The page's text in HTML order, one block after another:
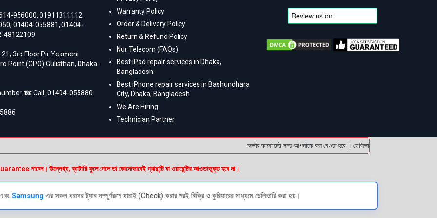
956000,01911311112,
,01404-055881,01404-
48122109
21, 3rd Floor Pir Yeameni
Point (GPO) Gulisthan, Dhaka-
☎ Call:01404-055880
Warranty Policy
Order & Delivery Policy
Return & Refund Policy
Nur Telecom (FAQs)
Best iPad repair services in Dhaka,
Bangladesh
Best iPhone repair services in Bashundhara
City, Dhaka, Bangladesh
We Are Hiring
Technician Partner
অর্ডার কনফার্মের সময় আপনাকে কল দেওয়া হবে । ডেলিভারি চার্জটা অগ্রিম (bKash/
পাবেন। উল্লেখ্য, ব্যাটারি ফুলে গেলে তা কোনোভাবেই গ্যারান্টি বা ওয়ারেন্টির আওতাভুক্ত হবে না।
Samsung এর সকল ধরনের ট্যাব সম্পূর্ণরূপে যাচাই (Check) করার পরই বিক্রি ও কুরিয়ারের মাধ্যমে ডেলিভারি করা হয়।